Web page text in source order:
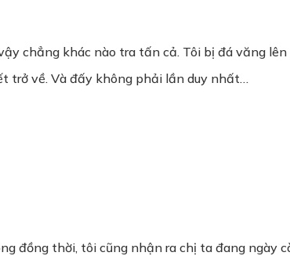
chẳng khác nào tra tấn cả. Tôi bị đá văng
trở về. Và đấy không phải lần duy nhất…
đồng thời, tôi cũng nhận ra chị ta đang ngày